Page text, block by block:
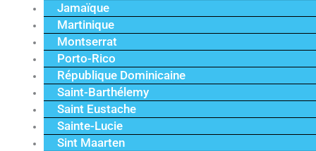
Jamaïque
Martinique
Montserrat
Porto-Rico
République Dominicaine
Saint-Barthélemy
Saint Eustache
Sainte-Lucie
Sint Maarten